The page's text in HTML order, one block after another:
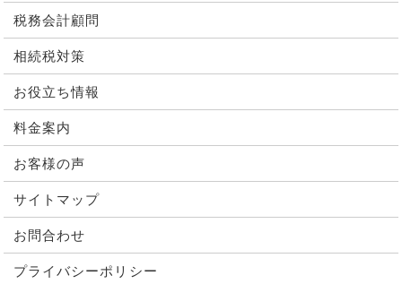
税務会計顧問
相続税対策
お役立ち情報
料金案内
お客様の声
サイトマップ
お問合わせ
プライバシーポリシー